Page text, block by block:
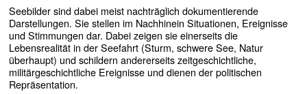
Seebilder sind dabei meist nachträglich dokumentierende
Darstellungen. Sie stellen im Nachhinein Situationen, Ereignisse
und Stimmungen dar. Dabei zeigen sie einerseits die
Lebensrealität in der Seefahrt (Sturm, schwere See, Natur
überhaupt) und schildern andererseits zeitgeschichtliche,
militärgeschichtliche Ereignisse und dienen der politischen
Repräsentation.